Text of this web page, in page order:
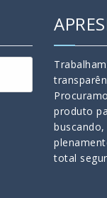
produto
total